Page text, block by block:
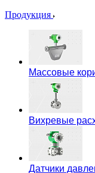
Продукция
Массовые
Вихревые
Датчики